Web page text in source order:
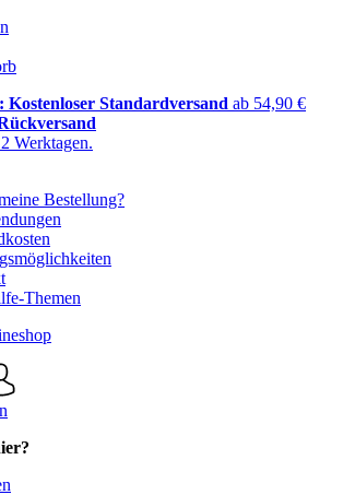
Kostenloser Standardversand ab 54,90 €
Werktagen.
Bestellung?
Themen